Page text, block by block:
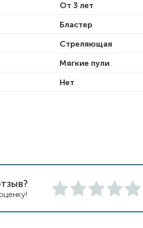
От 3 лет
Бластер
Стреляющая
Мягкие пули
Нет